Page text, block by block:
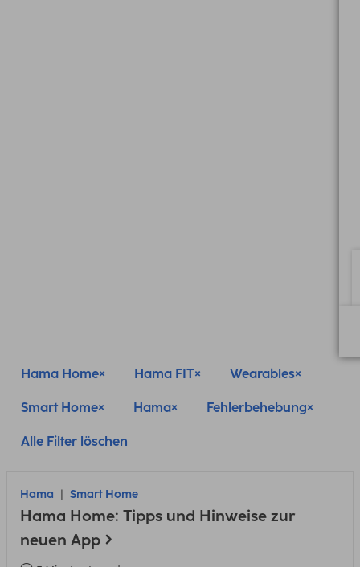
Hama Home Hama FIT Wearables
Smart Home Hama Fehlerbehebung
Alle Filter löschen
Hama Smart Home
Hama Home: Tipps und Hinweise zur
neuen App